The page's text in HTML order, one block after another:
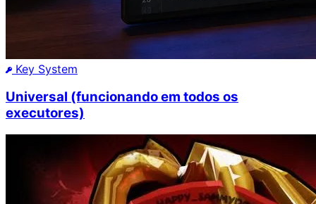
Key System
Universal (funcionando em todos os
executores)